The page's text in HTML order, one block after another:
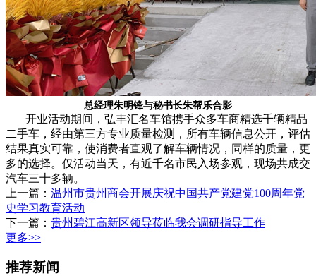
总经理朱明锋与秘书长朱帮乐合影
开业活动期间，弘丰汇名车馆携手众多车商精选千辆精品
二手车，经由第三方专业质量检测，所有车辆信息公开，评估
结果真实可靠，使消费者直观了解车辆情况，同样的质量，更
多的选择。仅活动当天，有近千名市民入场参观，现场共成交
汽车三十多辆。
上一篇： 温州市贵州商会开展庆祝中国共产党建党100周年党
史学习教育活动
下一篇： 贵州碧江高新区领导莅临我会调研指导工作
更多>>
推荐新闻